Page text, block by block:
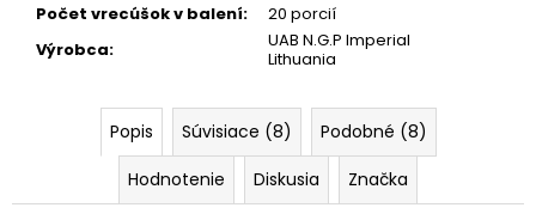
Počet vrecúšok v balení:
20 porcií
Výrobca:
UAB N.G.P Imperial
Lithuania
Popis Súvisiace (8)
Podobné (8)
Hodnotenie
Diskusia Značka
SALT
SWITCH